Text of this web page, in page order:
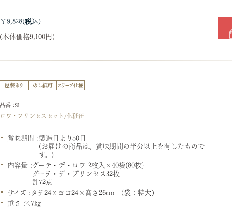
￥9,828
(本体価格9,100円)
ロワ・プリンセスセット/化粧缶
品番 :S1
賞味期間 :製造日より50日
(お届けの商品は、賞味期間の半分以上を有したもので
す。)
内容量 :グーテ・デ・ロワ 2枚入×40袋(80枚)
グーテ・デ・プリンセス32枚
計72点
サイズ :タテ24×ヨコ24×高さ26cm （袋：特大）
重さ :2.7kg